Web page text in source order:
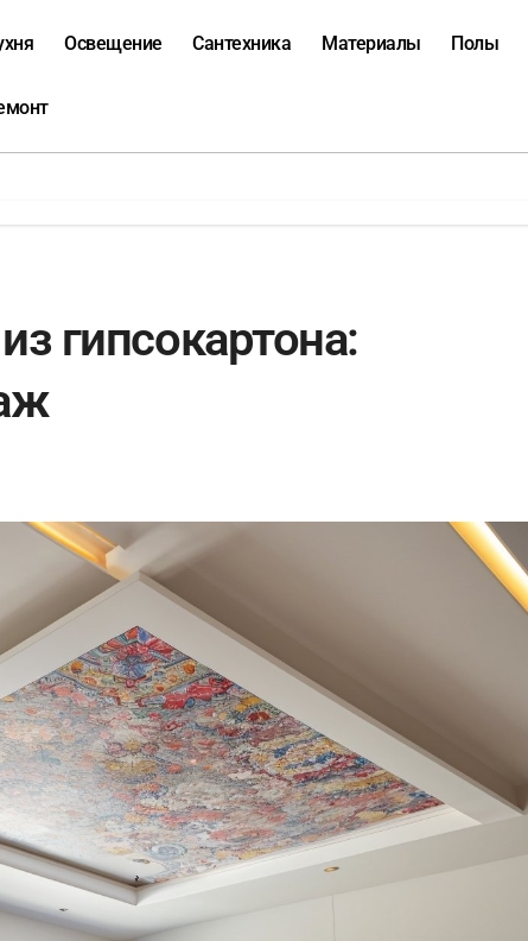
Освещение Сантехника Материалы Полы
гипсокартона: